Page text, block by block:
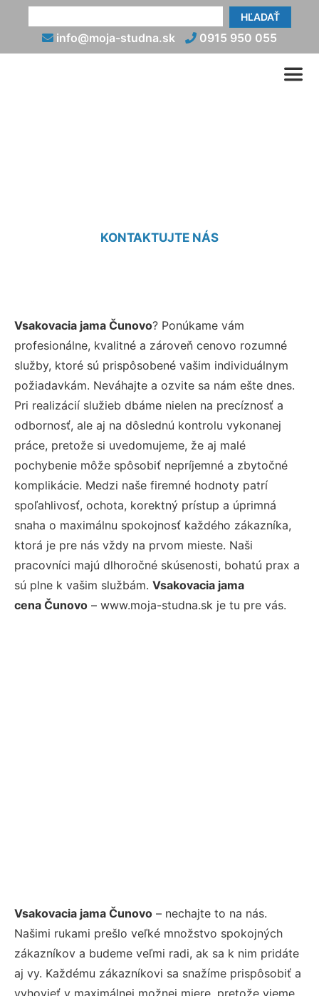
HĽADAŤ
info@moja-studna.sk 0915 950 055
KONTAKTUJTE NÁS
Vsakovacia jama Čunovo? Ponúkame vám
profesionálne, kvalitné a zároveň cenovo rozumné
služby, ktoré sú prispôsobené vašim individuálnym
požiadavkám. Neváhajte a ozvite sa nám ešte dnes.
Pri realizácií služieb dbáme nielen na precíznosť a
odbornosť, ale aj na dôslednú kontrolu vykonanej
práce, pretože si uvedomujeme, že aj malé
pochybenie môže spôsobiť nepríjemné a zbytočné
komplikácie. Medzi naše firemné hodnoty patrí
spoľahlivosť, ochota, korektný prístup a úprimná
snaha o maximálnu spokojnosť každého zákazníka,
ktorá je pre nás vždy na prvom mieste. Naši
pracovníci majú dlhoročné skúsenosti, bohatú prax a
sú plne k vašim službám. Vsakovacia jama
cena Čunovo – www.moja-studna.sk je tu pre vás.
Vsakovacia jama Čunovo – nechajte to na nás.
Našimi rukami prešlo veľké množstvo spokojných
zákazníkov a budeme veľmi radi, ak sa k nim pridáte
aj vy. Každému zákazníkovi sa snažíme prispôsobiť a
vyhovieť v maximálnej možnej miere, pretože vieme,